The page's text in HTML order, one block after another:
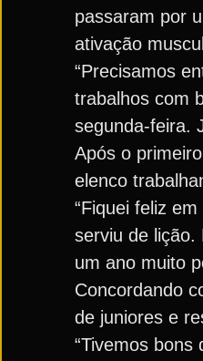
passaram por
ativação
“Precisamos
trabalhos com
segunda-feira.
Após o
elenco
“Fiquei feliz
serviu de lição.
um ano muito
Concordando
de juniores e
“Tivemos